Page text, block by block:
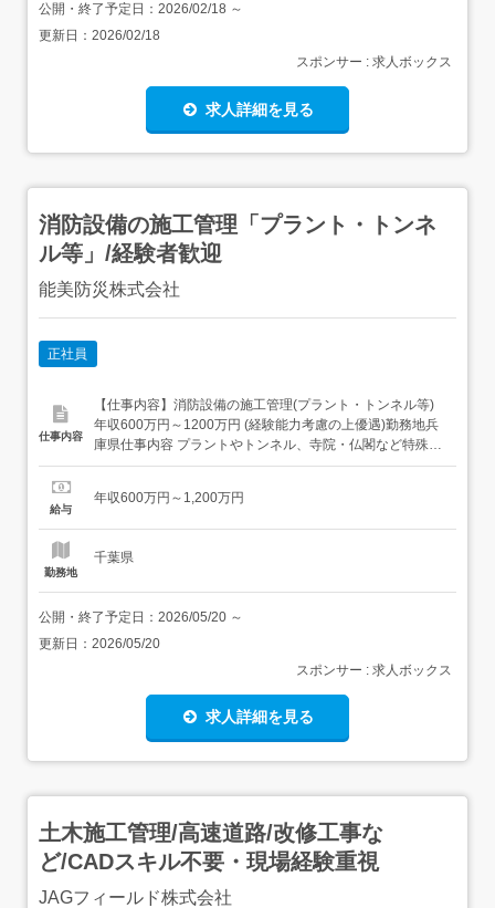
公開・終了予定日： 2026/02/18 ～
更新日： 2026/02/18
スポンサー : 求人ボックス
求人詳細を見る
消防設備の施工管理「プラント・トンネ
ル等」/経験者歓迎
能美防災株式会社
正社員
仕事内容
【仕事内容】消防設備の施工管理(プラント・トンネル等)
年収600万円～1200万円 (経験能力考慮の上優遇)勤務地兵
庫県仕事内容 プラントやトンネル、寺院・仏閣など特殊施
設の防災設備の納入・設置など消防設備の施工管理業務を
(工期:2か月～2年間程度/全国出張)<具体的には>・火災報知
給与
年収600万円～1,200万円
勤務地
千葉県
公開・終了予定日： 2026/05/20 ～
更新日： 2026/05/20
スポンサー : 求人ボックス
求人詳細を見る
土木施工管理/高速道路/改修工事な
ど/CADスキル不要・現場経験重視
JAGフィールド株式会社